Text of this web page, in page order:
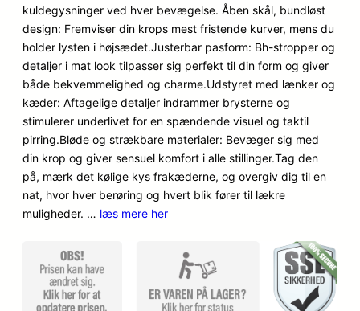
r
i
n
d
e
l
i
e
p
t
u
e
l
l
e
p
s
kuldegysninger ved hver bevægelse. Åben skål, bundløst
design: Fremviser din krops mest fristende kurver, mens du
holder lysten i højsædet.Justerbar pasform: Bh-stropper og
detaljer i mat look tilpasser sig perfekt til din form og giver
både bekvemmelighed og charme.Udstyret med lænker og
kæder: Aftagelige detaljer indrammer brysterne og
stimulerer underlivet for en spændende visuel og taktil
pirring.Bløde og strækbare materialer: Bevæger sig med
din krop og giver sensuel komfort i alle stillinger.Tag den
på, mærk det kølige kys frakæderne, og overgiv dig til en
nat, hvor hver berøring og hvert blik fører til lækre
muligheder. … læs mere her